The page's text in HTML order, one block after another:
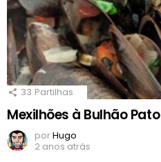
33 Partilhas
Mexilhões à Bulhão Pato
porHugo
2 anos atrás